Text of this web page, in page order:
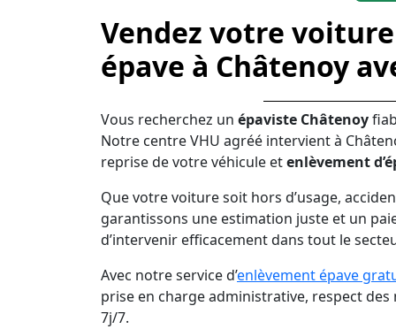
Vendez votre
épave à Châtenoy
Vous recherchez un épaviste Châtenoy
Notre centre VHU agréé intervient à
reprise de votre véhicule etenlèvement
Que votre voiture soit hors d’usage,
garantissons une estimation juste et un
d’intervenir efficacement dans tout le
Avec notre service d’enlèvement épave
prise en charge administrative, respect
7j/7.